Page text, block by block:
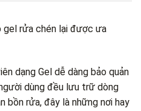
gel rửa chén lại được ưa
dạng Gel dễ dàng bảo quản
dùng đều lưu trữ dòng
bồn rửa, đây là những nơi hay